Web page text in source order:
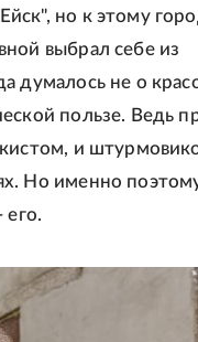
но к этому
выбрал себе из
думалось не о
пользе. Ведь
и
Но именно
его.